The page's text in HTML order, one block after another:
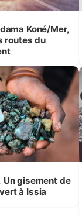
Koné/Mer,
routes du
à Issia